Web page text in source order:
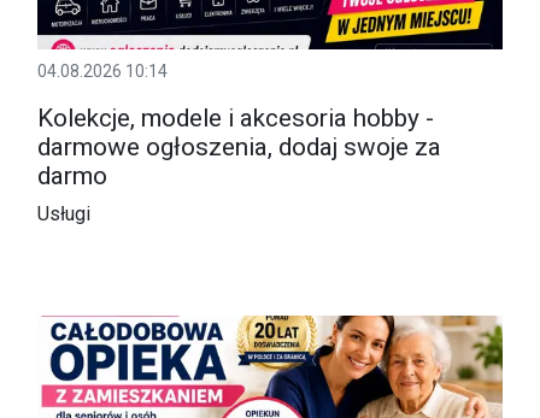
04.08.2026 10:14
Kolekcje, modele i akcesoria hobby -
darmowe ogłoszenia, dodaj swoje za
darmo
Usługi